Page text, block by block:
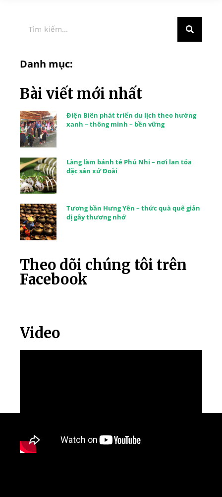
Danh mục:
Bài viết mới nhất
Điện Biên phát triển du lịch theo hướng
xanh – thông minh – bền vững
Làng làm bánh tẻ Phú Nhi – nơi lan tỏa
đặc sản xứ Đoài
Tương bần Hưng Yên – thức quà quê giản
dị gây thương nhớ
Theo dõi chúng tôi trên
Facebook
Video